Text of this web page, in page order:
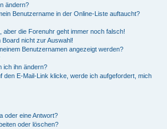
ändern?
Benutzername in der Online-Liste auftaucht?
aber die Forenuhr geht immer noch falsch!
nicht zur Auswahl!
Benutzernamen angezeigt werden?
ich ihn ändern?
den E-Mail-Link klicke, werde ich aufgefordert, mich
oder eine Antwort?
oder löschen?